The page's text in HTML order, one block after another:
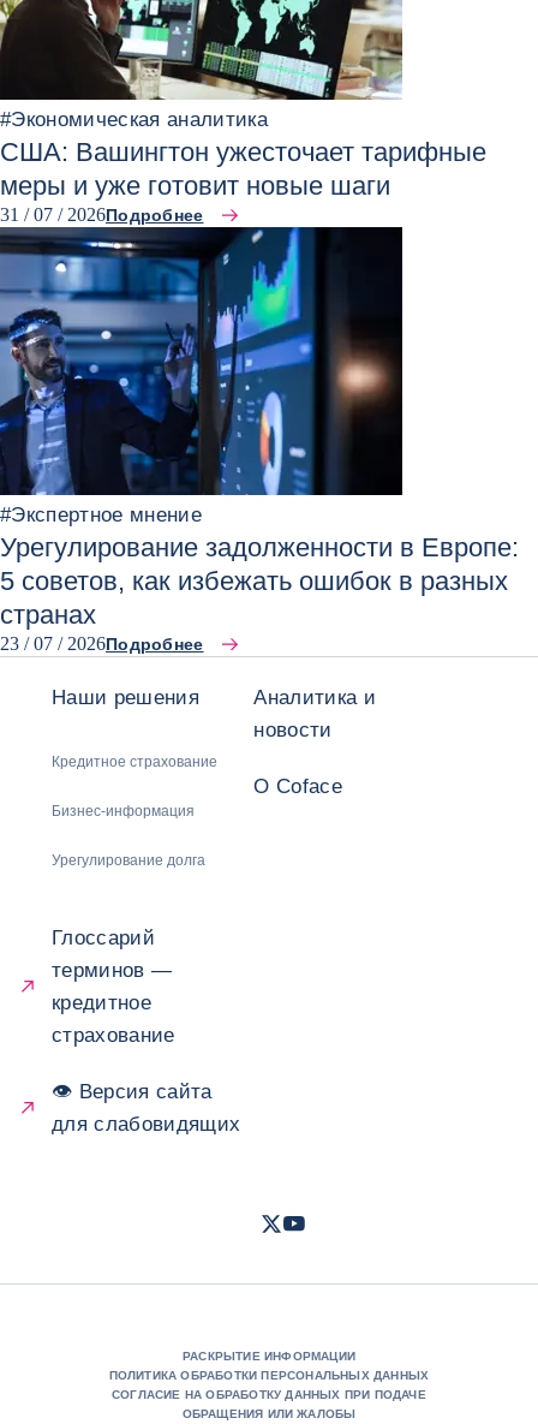
#Экономическая аналитика
США: Вашингтон ужесточает тарифные
меры и уже готовит новые шаги
31 / 07 / 2026Подробнее
#Экспертное мнение
Урегулирование задолженности в Европе:
5 советов, как избежать ошибок в разных
странах
23 / 07 / 2026Подробнее
Наши решения
Кредитное страхование
Бизнес-информация
Урегулирование долга
Аналитика и
новости
О Coface
Глоссарий
терминов —
кредитное
страхование
👁 Версия сайта
для слабовидящих
TwitterYoutube
РАСКРЫТИЕ ИНФОРМАЦИИ
ПОЛИТИКА ОБРАБОТКИ ПЕРСОНАЛЬНЫХ ДАННЫХ
СОГЛАСИЕ НА ОБРАБОТКУ ДАННЫХ ПРИ ПОДАЧЕ
ОБРАЩЕНИЯ ИЛИ ЖАЛОБЫ